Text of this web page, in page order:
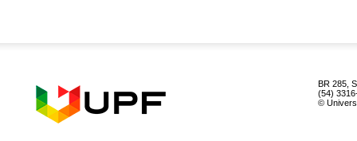
BR 285,
(54)
©